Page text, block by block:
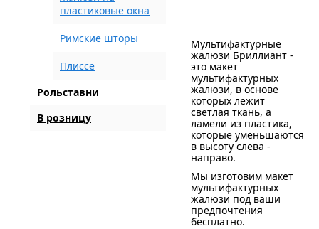
пластиковые окна
Римские шторы
Плиссе
Рольставни
В розницу
Мультифактурные
жалюзи Бриллиант -
это макет
мультифактурных
жалюзи, в основе
которых лежит
светлая ткань, а
ламели из пластика,
которые уменьшаются
в высоту слева -
направо.
Мы изготовим макет
мультифактурных
жалюзи под ваши
предпочтения
бесплатно.